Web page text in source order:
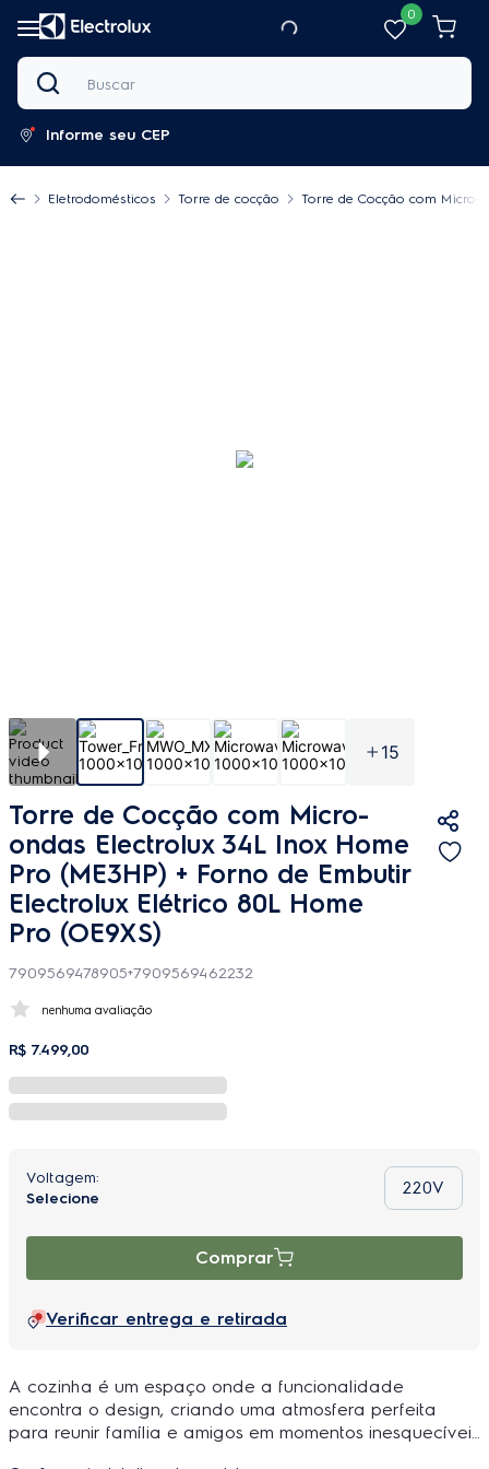
0
Buscar
Informe seu CEP
Eletrodomésticos Torre de cocção Torre de Cocção com Micro-
15
Torre de Cocção com Micro-
ondas Electrolux 34L Inox Home
Pro (ME3HP) + Forno de Embutir
Electrolux Elétrico 80L Home
Pro (OE9XS)
7909569478905+7909569462232
nenhuma avaliação
R$ 7.499,00
220V
Comprar
Verificar entrega e retirada
A cozinha é um espaço onde a funcionalidade
encontra o design, criando uma atmosfera perfeita
para reunir família e amigos em momentos inesquecíveis